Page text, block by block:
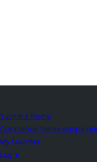
Submit a theme
Commercial theme companies
My favorites
Log in